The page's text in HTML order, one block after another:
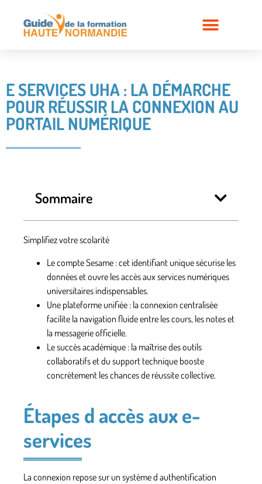
E SERVICES UHA : LA DÉMARCHE
POUR RÉUSSIR LA CONNEXION AU
PORTAIL NUMÉRIQUE
Sommaire
Simplifiez votre scolarité
Le compte Sesame : cet identifiant unique sécurise les
données et ouvre les accès aux services numériques
universitaires indispensables.
Une plateforme unifiée : la connexion centralisée
facilite la navigation fluide entre les cours, les notes et
la messagerie officielle.
Le succès académique : la maîtrise des outils
collaboratifs et du support technique booste
concrètement les chances de réussite collective.
Étapes d accès aux e-
services
La connexion repose sur un système d authentification